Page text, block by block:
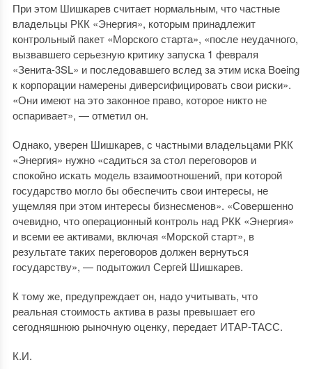
При этом Шишкарев считает нормальным, что частные
владельцы РКК «Энергия», которым принадлежит
контрольный пакет «Морского старта», «после неудачного,
вызвавшего серьезную критику запуска 1 февраля
«Зенита-3SL» и последовавшего вслед за этим иска Boeing
к корпорации намерены диверсифицировать свои риски».
«Они имеют на это законное право, которое никто не
оспаривает», — отметил он.
Однако, уверен Шишкарев, с частными владельцами РКК
«Энергия» нужно «садиться за стол переговоров и
спокойно искать модель взаимоотношений, при которой
государство могло бы обеспечить свои интересы, не
ущемляя при этом интересы бизнесменов». «Совершенно
очевидно, что операционный контроль над РКК «Энергия»
и всеми ее активами, включая «Морской старт», в
результате таких переговоров должен вернуться
государству», — подытожил Сергей Шишкарев.
К тому же, предупреждает он, надо учитывать, что
реальная стоимость актива в разы превышает его
сегодняшнюю рыночную оценку, передает ИТАР-ТАСС.
К.И.